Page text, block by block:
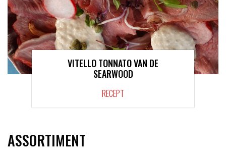
VITELLO TONNATO VAN DE
SEARWOOD
RECEPT
ASSORTIMENT